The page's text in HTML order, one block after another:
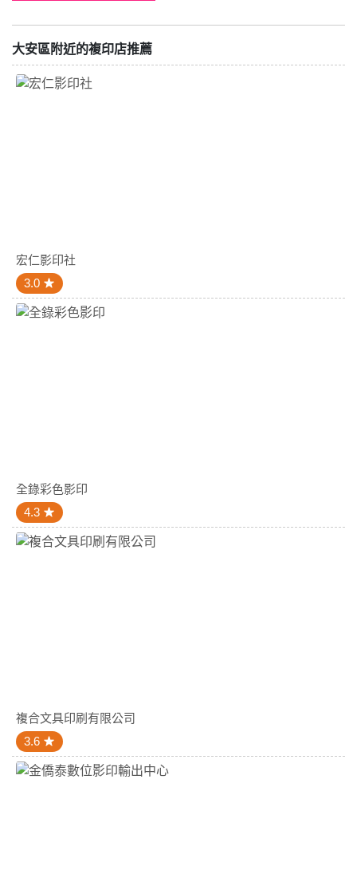
大安區附近的複印店推薦
宏仁影印社
3.0
全錄彩色影印
4.3
複合文具印刷有限公司
3.6